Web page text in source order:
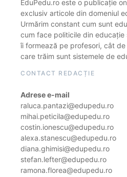
EduPedu.ro este o publicație
exclusiv articole din domeniul
Urmărim constant cum sunt
cum face politicile din educație
îi formează pe profesori, cât
care trăim sunt sistemele de
CONTACT REDACȚIE
Adrese e-mail
raluca.pantazi@edupedu.ro
mihai.peticila@edupedu.ro
costin.ionescu@edupedu.ro
alexa.stanescu@edupedu.ro
diana.ghimisi@edupedu.ro
stefan.lefter@edupedu.ro
ramona.florea@edupedu.ro